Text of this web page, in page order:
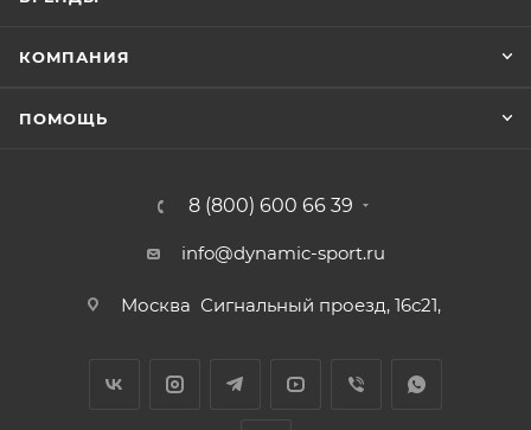
КОМПАНИЯ
ПОМОЩЬ
8 (800) 600 66 39
info@dynamic-sport.ru
Москва Сигнальный проезд, 16с21,